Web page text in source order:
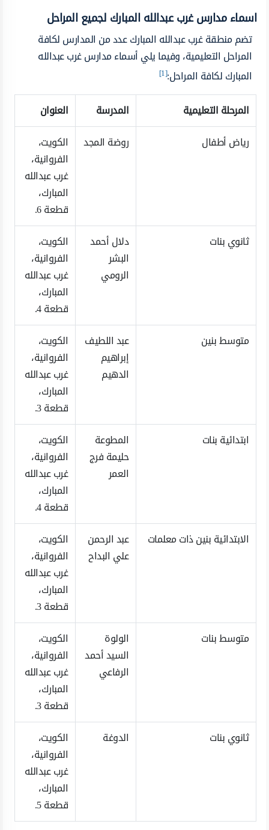
اسماء مدارس غرب عبدالله المبارك لجميع المراحل
تضم منطقة غرب عبدالله المبارك عدد من المدارس لكافة
المراحل التعليمية، وفيما يلي أسماء مدارس غرب عبدالله
المبارك لكافة المراحل:[1]
المرحلة التعليمية المدرسة
العنوان
رياض أطفال
روضة المجد
الكويت،
الفروانية،
غرب عبدالله
المبارك،
قطعة 6.
ثانوي بنات
دلال أحمد
البشر
الرومي
الكويت،
الفروانية،
غرب عبدالله
المبارك،
قطعة 4.
متوسط بنين
عبد اللطيف
إبراهيم
الدهيم
الكويت،
الفروانية،
غرب عبدالله
المبارك،
قطعة 3.
ابتدائية بنات
المطوعة
حليمة فرج
العمر
الكويت،
الفروانية،
غرب عبدالله
المبارك،
قطعة 4.
الابتدائية بنين ذات معلمات
عبد الرحمن
علي البداح
الكويت،
الفروانية،
غرب عبدالله
المبارك،
قطعة 3.
متوسط بنات
الولوة
السيد أحمد
الرفاعي
الكويت،
الفروانية،
غرب عبدالله
المبارك،
قطعة 3.
ثانوي بنات
الدوغة
الكويت،
الفروانية،
غرب عبدالله
المبارك،
قطعة 5.